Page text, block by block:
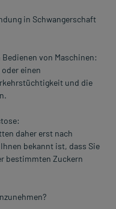
in Schwangerschaft
von Maschinen:
einen
und die
daher erst nach
bekannt ist, dass Sie
bestimmten Zuckern